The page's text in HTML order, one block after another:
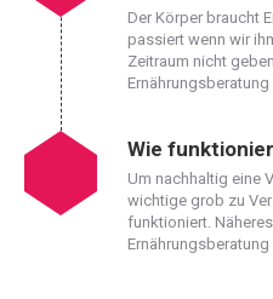
Der Körper braucht
passiert wenn wir
Zeitraum nicht
Ernährungsberatung
Wie
Um nachhaltig eine
wichtige grob zu
funktioniert.
Ernährungsberatung